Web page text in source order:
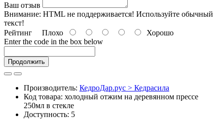
Ваш отзыв
Внимание: HTML не поддерживается! Используйте обычный
текст!
Рейтинг Плохо
Хорошо
Enter the code in the box below
Продолжить
Производитель: КедроДар.рус > Кедрасила
Код товара: холодный отжим на деревянном прессе
250мл в стекле
Доступность: 5